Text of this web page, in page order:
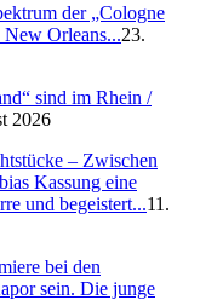
der „Cologne
New Orleans...23.
sind im Rhein /
2026
– Zwischen
Kassung eine
und begeistert...11.
bei den
sein. Die junge